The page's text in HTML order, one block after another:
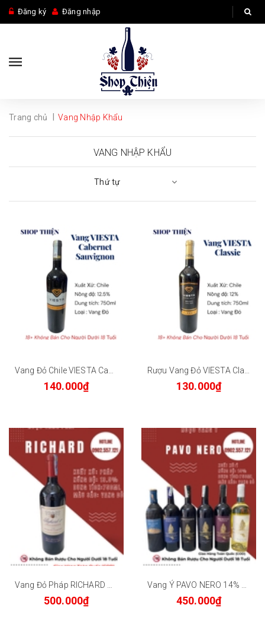
Đăng ký Đăng nhập
Trang chủ Vang Nhập Khẩu
VANG NHẬP KHẨU
Thứ tự
140.000₫ 130.000₫
500.000₫ 450.000₫